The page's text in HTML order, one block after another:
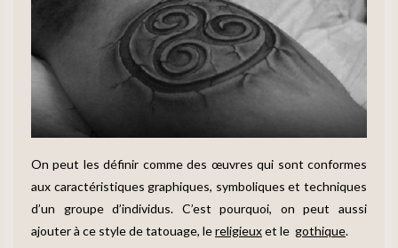
On peut les définir comme des œuvres qui sont conformes
aux caractéristiques graphiques, symboliques et techniques
d’un groupe d’individus. C’est pourquoi, on peut aussi
ajouter à ce style de tatouage, lereligieuxet le gothique.